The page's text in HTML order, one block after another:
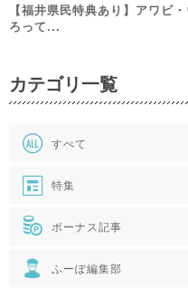
【福井県民特典あり】アワビ
ろって...
カテゴリ一覧
すべて
特集
ボーナス記事
ふーぽ編集部